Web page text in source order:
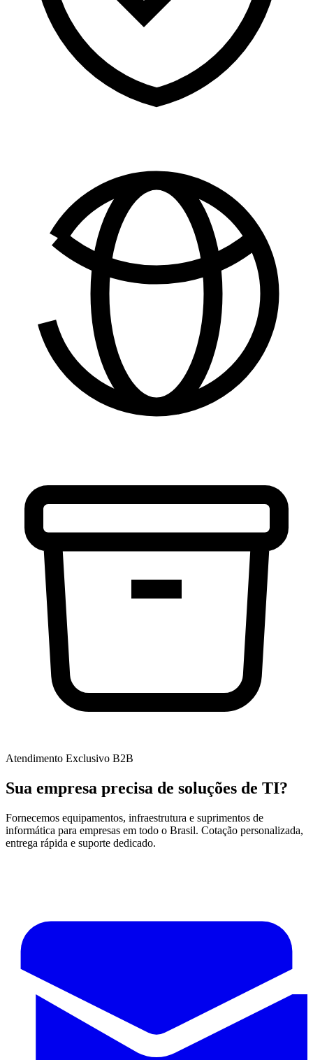
Atendimento Exclusivo B2B
Sua empresa precisa de soluções de TI?
Fornecemos equipamentos, infraestrutura e suprimentos de
informática para empresas em todo o Brasil. Cotação personalizada,
entrega rápida e suporte dedicado.